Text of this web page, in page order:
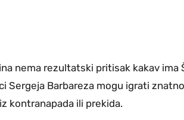
nema rezultatski pritisak kakav ima
Sergeja Barbareza mogu igrati znatno
kontranapada ili prekida.